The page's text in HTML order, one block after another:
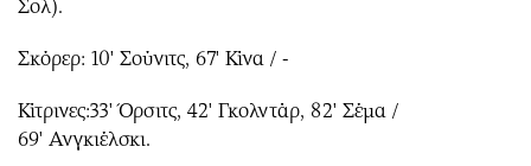
Σολ).
Σκόρερ: 10' Σούνιτς, 67' Κίνα / -
Κίτρινες:33' Όρσιτς, 42' Γκολντάρ, 82' Σέμα /
69' Ανγκιέλσκι.